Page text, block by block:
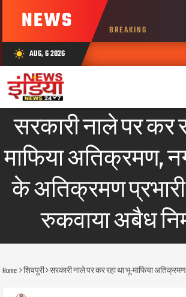
NEWS BREAKING
wb_sunny AUG, 6 2026
सरकारी नाले पर कर
माफिया अतिक्रमण,
के अतिक्रमण
रुकवाया अबैध
Home शिवपुरी सरकारी नाले पर कर रहा था भू-माफिया